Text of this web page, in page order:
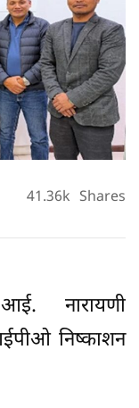
41.36k Shares
नारायणी
निष्काशन